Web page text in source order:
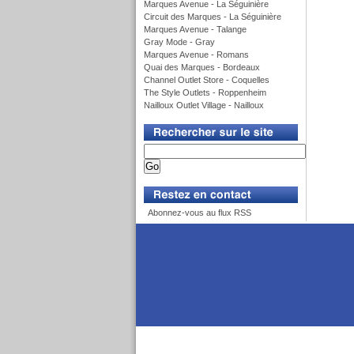
Marques Avenue - La Séguinière
Circuit des Marques - La Séguinière
Marques Avenue - Talange
Gray Mode - Gray
Marques Avenue - Romans
Quai des Marques - Bordeaux
Channel Outlet Store - Coquelles
The Style Outlets - Roppenheim
Nailloux Outlet Village - Nailloux
Abonnez-vous au flux RSS